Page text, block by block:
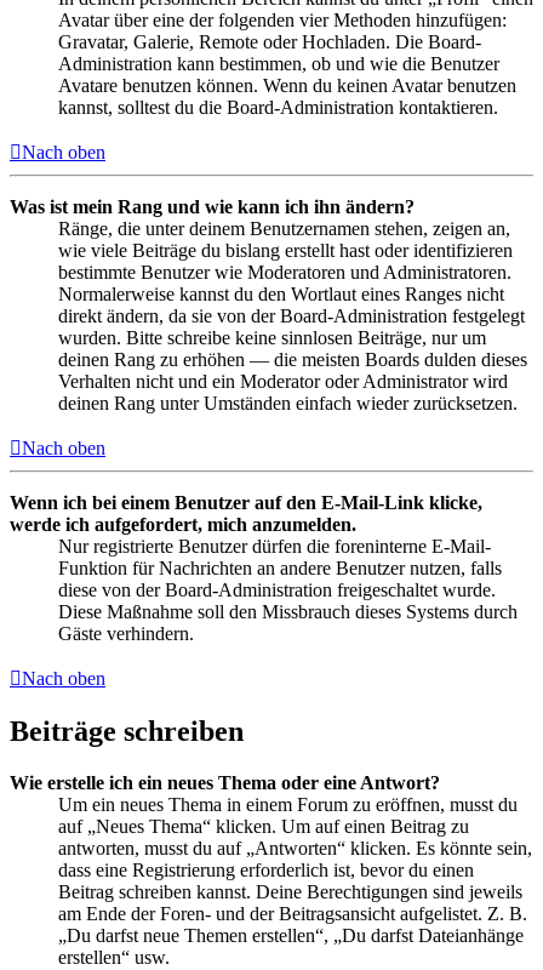
Avatar über eine der folgenden vier Methoden hinzufügen:
Gravatar, Galerie, Remote oder Hochladen. Die Board-
Administration kann bestimmen, ob und wie die Benutzer
Avatare benutzen können. Wenn du keinen Avatar benutzen
kannst, solltest du die Board-Administration kontaktieren.
Nach oben
Was ist mein Rang und wie kann ich ihn ändern?
Ränge, die unter deinem Benutzernamen stehen, zeigen an,
wie viele Beiträge du bislang erstellt hast oder identifizieren
bestimmte Benutzer wie Moderatoren und Administratoren.
Normalerweise kannst du den Wortlaut eines Ranges nicht
direkt ändern, da sie von der Board-Administration festgelegt
wurden. Bitte schreibe keine sinnlosen Beiträge, nur um
deinen Rang zu erhöhen — die meisten Boards dulden dieses
Verhalten nicht und ein Moderator oder Administrator wird
deinen Rang unter Umständen einfach wieder zurücksetzen.
Nach oben
Wenn ich bei einem Benutzer auf den E-Mail-Link klicke,
werde ich aufgefordert, mich anzumelden.
Nur registrierte Benutzer dürfen die foreninterne E-Mail-
Funktion für Nachrichten an andere Benutzer nutzen, falls
diese von der Board-Administration freigeschaltet wurde.
Diese Maßnahme soll den Missbrauch dieses Systems durch
Gäste verhindern.
Nach oben
Beiträge schreiben
Wie erstelle ich ein neues Thema oder eine Antwort?
Um ein neues Thema in einem Forum zu eröffnen, musst du
auf „Neues Thema“ klicken. Um auf einen Beitrag zu
antworten, musst du auf „Antworten“ klicken. Es könnte sein,
dass eine Registrierung erforderlich ist, bevor du einen
Beitrag schreiben kannst. Deine Berechtigungen sind jeweils
am Ende der Foren- und der Beitragsansicht aufgelistet. Z. B.
„Du darfst neue Themen erstellen“, „Du darfst Dateianhänge
erstellen“ usw.